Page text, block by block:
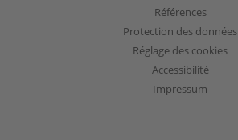
Références
Protection des données
Réglage des cookies
Accessibilité
Impressum